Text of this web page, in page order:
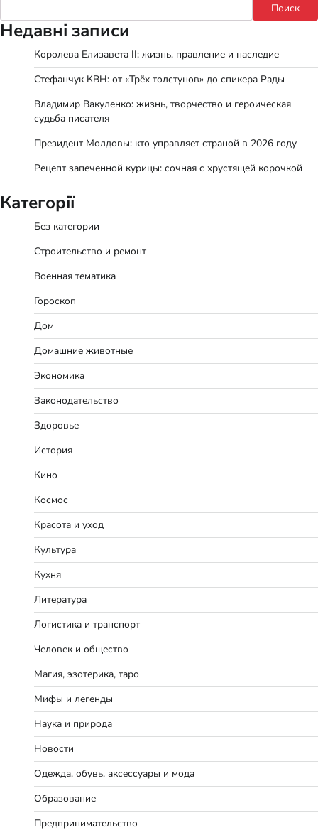
Поиск
Недавні записи
Королева Елизавета II: жизнь, правление и наследие
Стефанчук КВН: от «Трёх толстунов» до спикера Рады
Владимир Вакуленко: жизнь, творчество и героическая
судьба писателя
Президент Молдовы: кто управляет страной в 2026 году
Рецепт запеченной курицы: сочная с хрустящей корочкой
Категорії
Без категории
Строительство и ремонт
Военная тематика
Гороскоп
Дом
Домашние животные
Экономика
Законодательство
Здоровье
История
Кино
Космос
Красота и уход
Культура
Кухня
Литература
Логистика и транспорт
Человек и общество
Магия, эзотерика, таро
Мифы и легенды
Наука и природа
Новости
Одежда, обувь, аксессуары и мода
Образование
Предпринимательство